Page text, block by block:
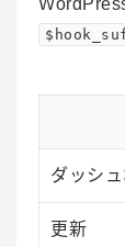
ダッシ
更新